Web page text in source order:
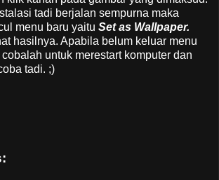
tadi berjalan sempurna maka
menu baru yaitu Set as Wallpaper.
hasilnya. Apabila belum keluar menu
untuk merestart komputer dan
tadi. ;)